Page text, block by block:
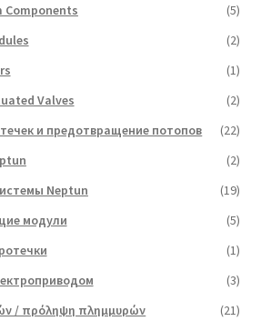
Components
(5)
(2)
(1)
Valves
(2)
и предотвращение потопов
(22)
(2)
Neptun
(19)
модули
(5)
(1)
(3)
/ πρόληψη πλημμυρών
(21)